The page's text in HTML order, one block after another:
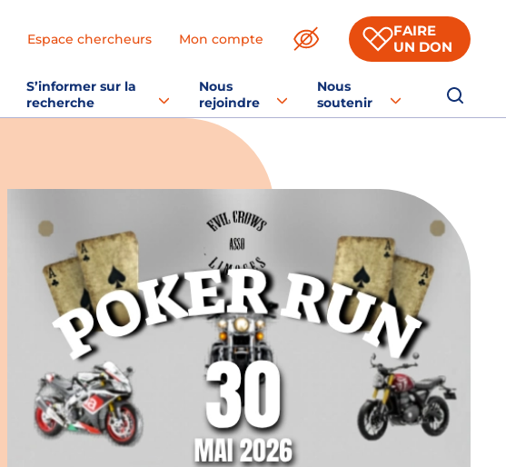
Espace chercheurs Mon compte
FAIRE
UN DON
S’informer sur la
recherche
Nous
rejoindre
Nous
soutenir